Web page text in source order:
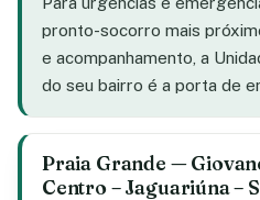
pronto-socorro mais
e acompanhamento, a
do seu bairro é a porta de
Praia Grande —
Centro – Jaguariúna –